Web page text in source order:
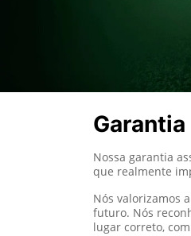
Garantia
Nossa garantia
que realmente
Nós valorizamos
futuro. Nós
lugar correto,